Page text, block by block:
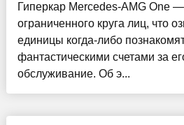
Гиперкар Mercedes-AMG One
ограниченного круга лиц, что
единицы когда-либо
фантастическими счетами за
обслуживание. Об э...